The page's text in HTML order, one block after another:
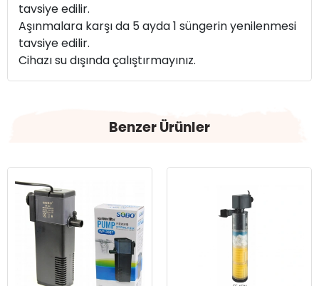
tavsiye edilir.
Aşınmalara karşı da 5 ayda 1 süngerin yenilenmesi
tavsiye edilir.
Cihazı su dışında çalıştırmayınız.
Benzer Ürünler